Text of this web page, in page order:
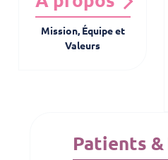
Mission, Équipe et
Valeurs
Patients &